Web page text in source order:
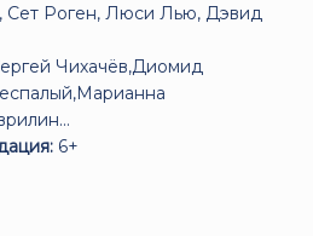
Сет Роген, Люси Лью, Дэвид
Чихачёв,Диомид
6+